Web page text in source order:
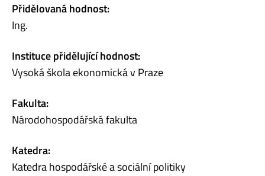
Přidělovaná hodnost:
Ing.
Instituce přidělující hodnost:
Vysoká škola ekonomická v Praze
Fakulta:
Národohospodářská fakulta
Katedra:
Katedra hospodářské a sociální politiky